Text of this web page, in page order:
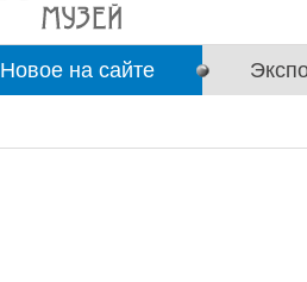
Новое на сайте